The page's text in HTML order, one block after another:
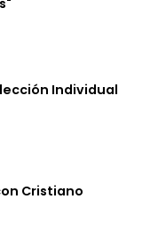
Individual
Cristiano